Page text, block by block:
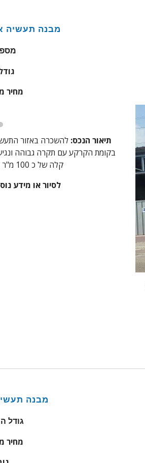
מבנה תעשיה
מחיר
תיאור הנכס: להשכרה באזור
בקומת הקרקע עם תקרה גבוהה
קלה של כ 100 מ"ר בנוסף.
לסיור או מידע נוסף צרו
מבנה
גודל
מחיר